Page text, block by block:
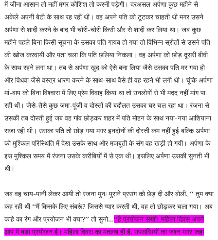
में जीना आसान तो नहीं मगर कोशिश तो करनी पड़ेगी। दरअसल अर्पणा कुछ महीने से
अकेले अपनी बेटी के साथ रह रहीं थी। वह अपने पति को टूटकर चाहती थी मगर उसने
अर्पणा से शादी करने के बाद भी चोरी-चोरी किसी और से शादी कर लिया था। जब कुछ
महीने पहले बिना किसी सूचना के उसका पति गायब हो गया तो विभिन्न स्रोतों से उसने पति
की खोज करवायी और पता चला कि पति छलिया निकला। वह अर्पणा को छोड़ दूसरी बीवी
के साथ रहने लगा था। तब से अर्पणा खुद को ऐसे बना लिया जैसे उसका पति मर गया हो
और विधवा जैसे वस्त्र धारण करने के साथ-साथ वैसे ही वह रहने भी लगी थी। चूंकि अर्पणा
मां-बाप को बिना विश्वास में लिए प्रेम विवाह किया था तो उनलोगों से भी मदद नहीं मांग पा
रही थी। जैसे-तैसे कुछ जमा-पूंजी व दोस्तों की बदौलत उसका घर चल रहा था। रंजना से
उसकी तब दोस्ती हुई जब वह गांव छोड़कर शहर में पति मोहन के साथ नया-नया आशियाना
सजा रही थी। उसका पति तो छोड़ गया मगर इनदोनों की दोस्ती कम नहीं हुई बल्कि अर्पणा
को मुश्किल परिस्थिति में देख उसके साथ और मजबूती के संग वह खड़ी हो गयी। अर्पणा के
इस मुश्किल समय में रंजना उसके करीबियों में से एक थी। इसलिए अर्पणा उसकी सुनती भी
थी।
जब वह चाय-पानी लेकर आयी तो रंजना पुनः पुराने प्रसंग को छेड़ दी और बोली, ‘‘ तुम क्या
कह रही थी ‘‘मैं किसके लिए संबरूं? जिससे प्यार करती थी, वह तो छोड़कर चला गया। अब
काहे का रंग और प्रयोजन भी क्या?’’ तो सुनो...‘‘है प्रयोजन सखी! महिला दिवस अपने
आप में बड़ा प्रयोजन है। महिला दिवस का मतलब ही है, उपलब्धियों का जश्न मगर जहां